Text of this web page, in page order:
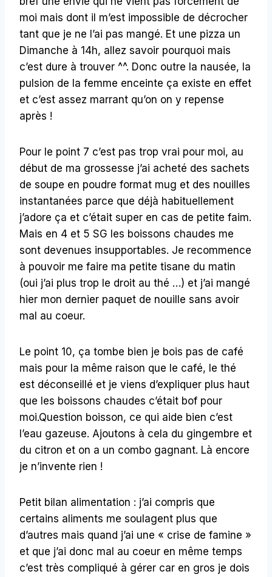
moi mais dont il m’est impossible de décrocher
tant que je ne l’ai pas mangé. Et une pizza un
Dimanche à 14h, allez savoir pourquoi mais
c’est dure à trouver ^^. Donc outre la nausée, la
pulsion de la femme enceinte ça existe en effet
et c’est assez marrant qu’on on y repense
après !
Pour le point 7 c’est pas trop vrai pour moi, au
début de ma grossesse j’ai acheté des sachets
de soupe en poudre format mug et des nouilles
instantanées parce que déjà habituellement
j’adore ça et c’était super en cas de petite faim.
Mais en 4 et 5 SG les boissons chaudes me
sont devenues insupportables. Je recommence
à pouvoir me faire ma petite tisane du matin
(oui j’ai plus trop le droit au thé …) et j’ai mangé
hier mon dernier paquet de nouille sans avoir
mal au coeur.
Le point 10, ça tombe bien je bois pas de café
mais pour la même raison que le café, le thé
est déconseillé et je viens d’expliquer plus haut
que les boissons chaudes c’était bof pour
moi.Question boisson, ce qui aide bien c’est
l’eau gazeuse. Ajoutons à cela du gingembre et
du citron et on a un combo gagnant. Là encore
je n’invente rien !
Petit bilan alimentation : j’ai compris que
certains aliments me soulagent plus que
d’autres mais quand j’ai une « crise de famine »
et que j’ai donc mal au coeur en même temps
c’est très compliqué à gérer car en gros je dois